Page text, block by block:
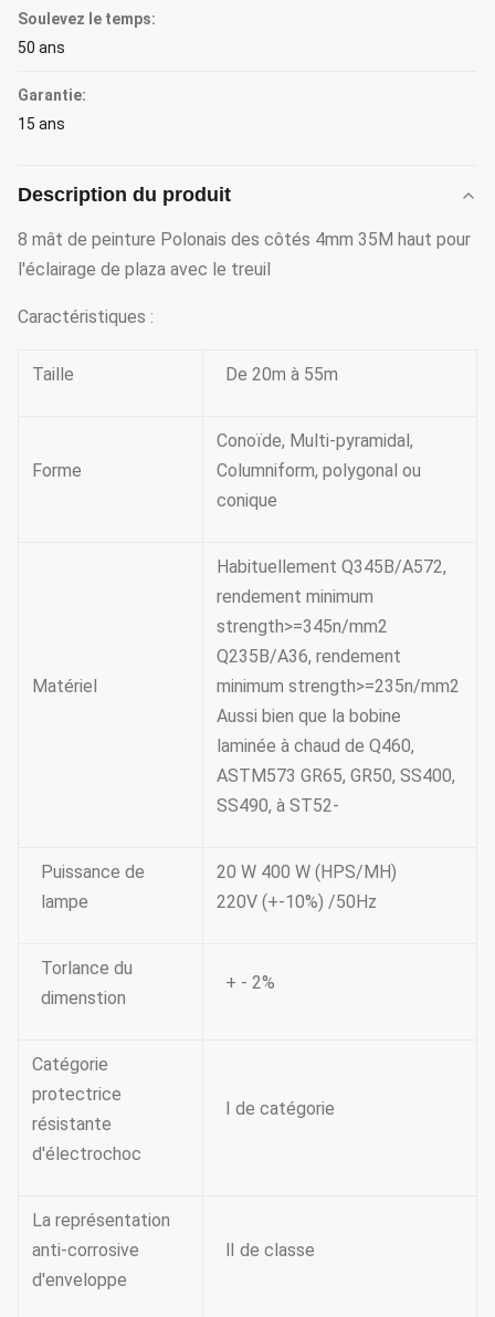
Soulevez le temps:
50 ans
Garantie:
15 ans
Description du produit
8 mât de peinture Polonais des côtés 4mm 35M haut pour
l'éclairage de plaza avec le treuil
Caractéristiques :
Taille De 20m à 55m
Forme
Conoïde, Multi-pyramidal,
Columniform, polygonal ou
conique
Matériel
Habituellement Q345B/A572,
rendement minimum
strength>=345n/mm2
Q235B/A36, rendement
minimum strength>=235n/mm2
Aussi bien que la bobine
laminée à chaud de Q460,
ASTM573 GR65, GR50, SS400,
SS490, à ST52-
Puissance de
lampe
20 W 400 W (HPS/MH)
220V (+-10%) /50Hz
Torlance du
dimenstion
+ - 2%
Catégorie
protectrice
résistante
d'électrochoc
Ⅰ de catégorie
La représentation
anti-corrosive
d'enveloppe
Ⅱ de classe